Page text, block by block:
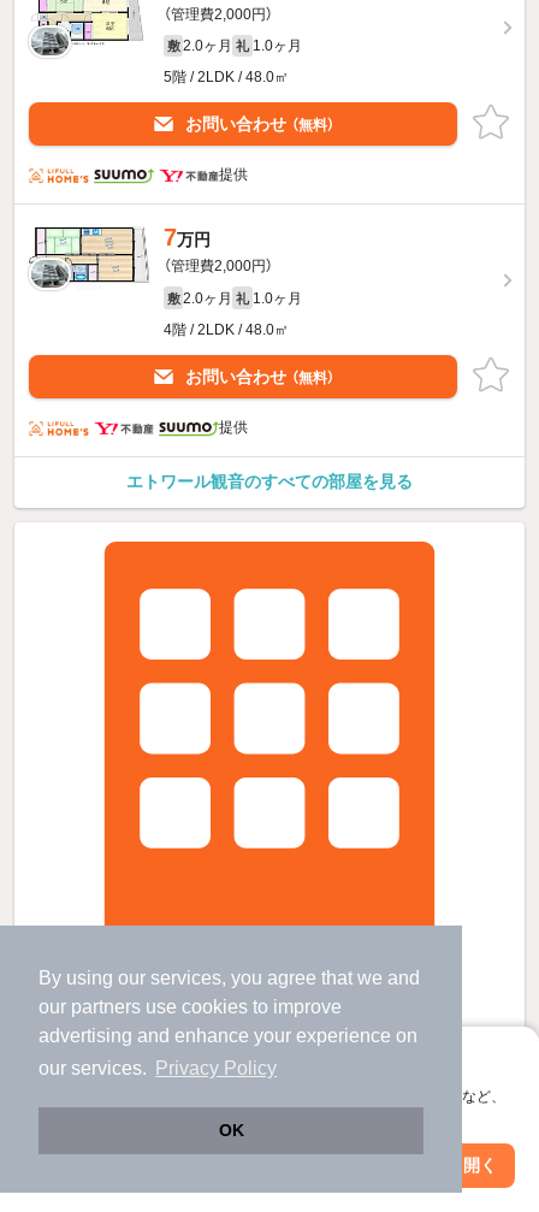
By using our services, you agree that we and
our partners use cookies to improve
advertising and enhance your experience on
our services.
Privacy Policy
OK
アプリに切り替えて、サクサクお部屋探し
会員登録なしですぐ使える。マップ検索やお気に入り保存など、
アプリを開く
（管理費2,000円）
敷 2.0ヶ月 礼 1.0ヶ月
5階 / 2LDK / 48.0㎡
お問い合わせ （無料）
提供
7万円
（管理費2,000円）
敷 2.0ヶ月 礼 1.0ヶ月
4階 / 2LDK / 48.0㎡
お問い合わせ （無料）
提供
エトワール観音のすべての部屋を見る
ベルソーレ松本の賃貸物件
舟入町駅 歩
十日市町駅 歩
絞り込み条件を変更